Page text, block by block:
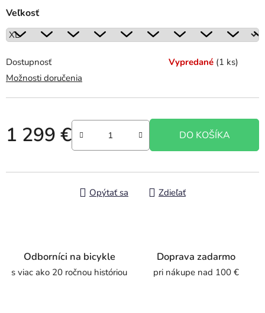
Veľkosť
Dostupnosť Vypredané (1 ks)
Možnosti doručenia
1 299 €
Jednotková cena:
DO KOŠÍKA
Opýtať sa Zdieľať
Odborníci na bicykle
s viac ako 20 ročnou históriou
Doprava zadarmo
pri nákupe nad 100 €